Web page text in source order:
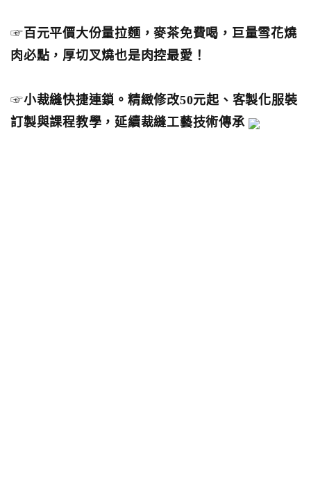
☞ 百元平價大份量拉麵，麥茶免費喝，巨量雪花燒
肉必點，厚切叉燒也是肉控最愛！
☞小裁縫快捷連鎖。精緻修改50元起、客製化服裝
訂製與課程教學，延續裁縫工藝技術傳承